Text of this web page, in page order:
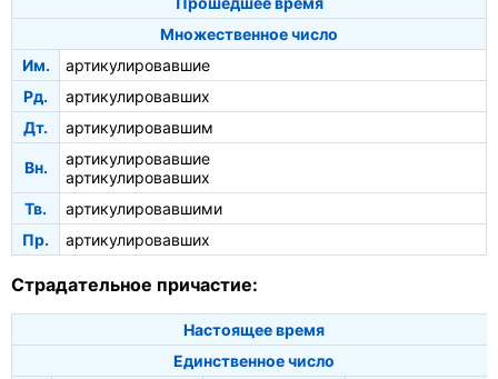
Множественное число
Им.
артикулировавшие
Рд.
артикулировавших
Дт.
артикулировавшим
Вн.
артикулировавшие
артикулировавших
Тв.
артикулировавшими
Пр.
артикулировавших
Страдательное причастие:
Настоящее время
Единственное число